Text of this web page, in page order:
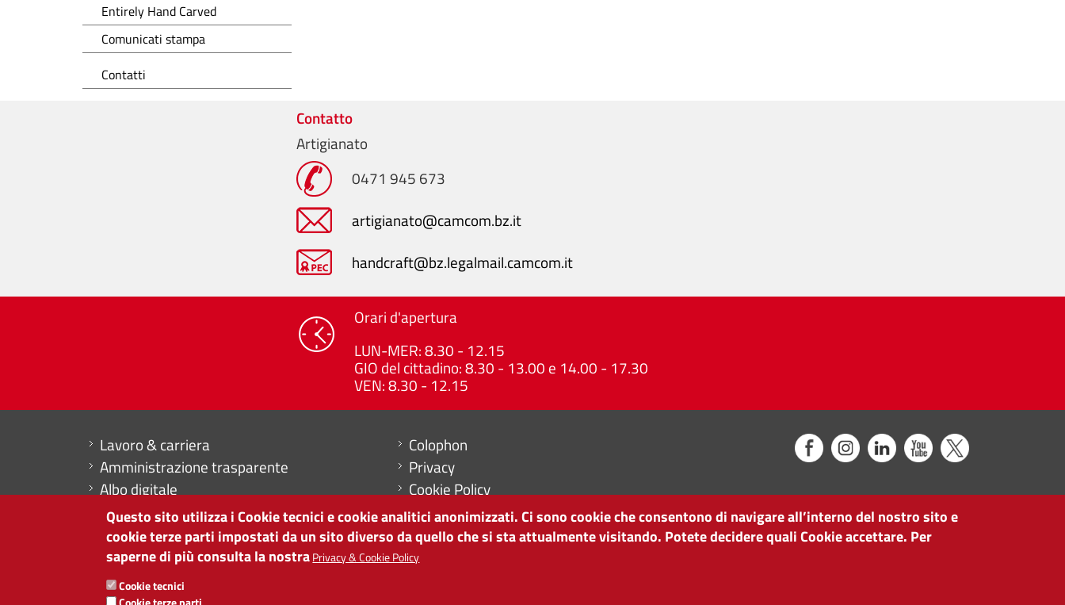
Entirely Hand Carved
Comunicati stampa
Contatti
Contatto
Artigianato
0471 945 673
artigianato@camcom.bz.it
handcraft@bz.legalmail.camcom.it
Orari d'apertura
LUN-MER: 8.30 - 12.15
GIO del cittadino: 8.30 - 13.00 e 14.00 - 17.30
VEN: 8.30 - 12.15
Mini menu di servizio
Lavoro & carriera
Amministrazione trasparente
Albo digitale
Dichiarazione di accessibilità
Contabilità
Menu footer
Colophon
Privacy
Cookie Policy
Mappa del sito
Impostazioni cookie
CAMERA DI COMMERCIO DI BOLZANO
via Alto Adige 60 | I-39100 Bolzano
Questo sito utilizza i Cookie tecnici e cookie analitici anonimizzati. Ci sono cookie che consentono di navigare all’interno del nostro sito e
cookie terze parti impostati da un sito diverso da quello che si sta attualmente visitando. Potete decidere quali Cookie accettare. Per
saperne di più consulta la nostraPrivacy & Cookie Policy
Cookie tecnici